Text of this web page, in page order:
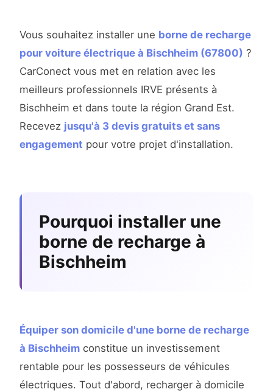
Vous souhaitez installer une borne de recharge
pour voiture électrique à Bischheim (67800) ?
CarConect vous met en relation avec les
meilleurs professionnels IRVE présents à
Bischheim et dans toute la région Grand Est.
Recevez jusqu'à 3 devis gratuits et sans
engagement pour votre projet d'installation.
Pourquoi installer une
borne de recharge à
Bischheim
Équiper son domicile d'une borne de recharge
à Bischheim constitue un investissement
rentable pour les possesseurs de véhicules
électriques. Tout d'abord, recharger à domicile